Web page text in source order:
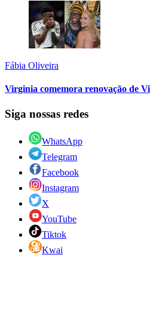
Fábia Oliveira
Virginia comemora renovação de
Siga nossas redes
WhatsApp
Telegram
Facebook
Instagram
X
YouTube
Tiktok
Kwai